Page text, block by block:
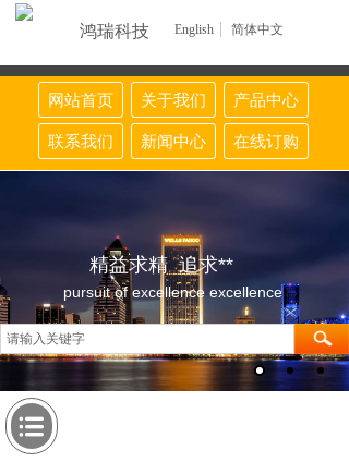
鸿瑞科技 English 简体中文
网站首页 关于我们 产品中心
联系我们 新闻中心 在线订购
精益求精 追求**
pursuit of excellence excellence